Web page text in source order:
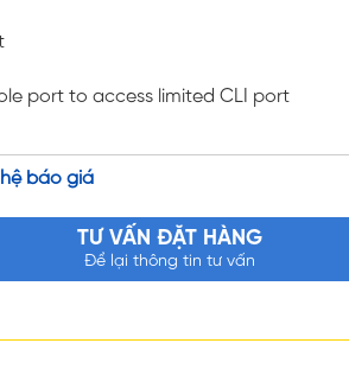
port to access limited CLI port
hệ báo giá
TƯ VẤN ĐẶT HÀNG
Để lại thông tin tư vấn